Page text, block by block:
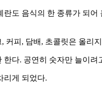
도 음식의 한 종류가 되
커피, 담배, 초콜릿은 올리
다. 공연히 숫자만 늘이
리게 되었다.